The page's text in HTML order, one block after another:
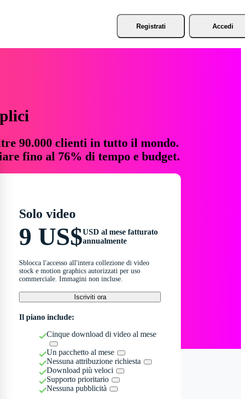
Registrati Accedi
90.000 clienti in tutto il mondo.
fino al 76% di tempo e budget.
Solo video
9 US$USD al mese fatturato
annualmente
Sblocca l'accesso all'intera collezione di video
stock e motion graphics autorizzati per uso
commerciale. Immagini non incluse.
Iscriviti ora
Il piano include:
Cinque download di video al mese
Un pacchetto al mese
Nessuna attribuzione richiesta
Download più veloci
Supporto prioritario
Nessuna pubblicità